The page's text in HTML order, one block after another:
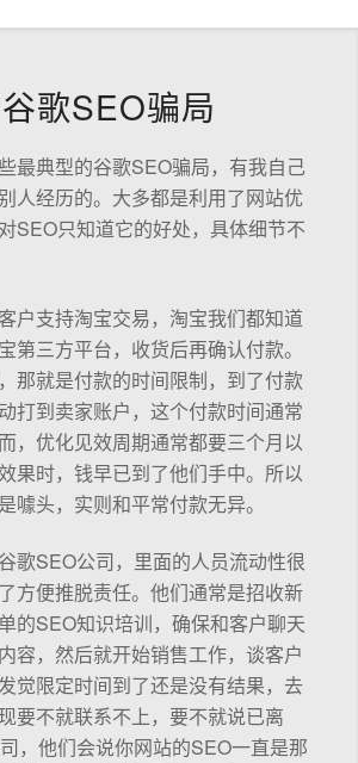
歌SEO骗局
最典型的谷歌SEO骗局，有我自己
人经历的。大多都是利用了网站优
SEO只知道它的好处，具体细节不
户支持淘宝交易，淘宝我们都知道
第三方平台，收货后再确认付款。
那就是付款的时间限制，到了付款
打到卖家账户，这个付款时间通常
，优化见效周期通常都要三个月以
果时，钱早已到了他们手中。所以
噱头，实则和平常付款无异。
歌SEO公司，里面的人员流动性很
方便推脱责任。他们通常是招收新
的SEO知识培训，确保和客户聊天
容，然后就开始销售工作，谈客户
觉限定时间到了还是没有结果，去
要不就联系不上，要不就说已离
，他们会说你网站的SEO一直是那